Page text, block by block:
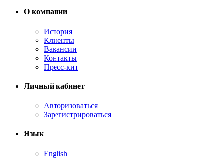
О компании
История
Клиенты
Вакансии
Контакты
Пресс-кит
Личный кабинет
Авторизоваться
Зарегистрироваться
Язык
English